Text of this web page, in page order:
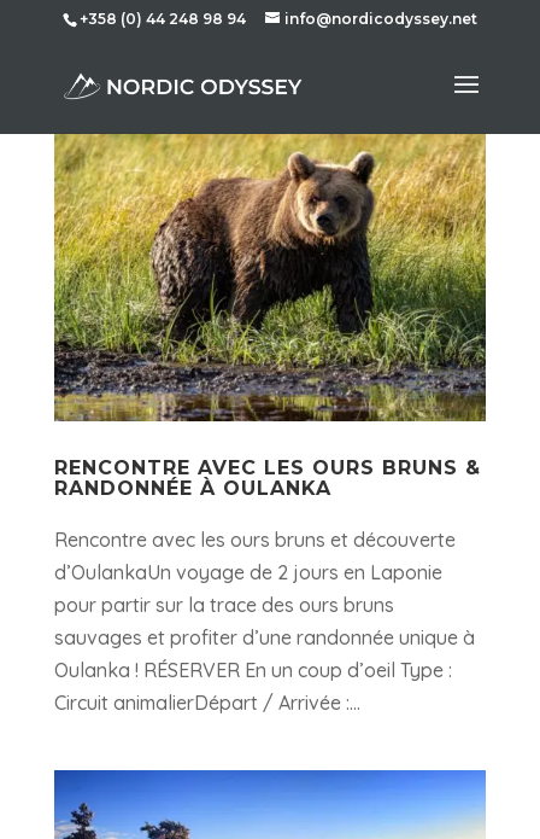
+358 (0) 44 248 98 94 info@nordicodyssey.net
RENCONTRE AVEC LES OURS BRUNS &
RANDONNÉE À OULANKA
Rencontre avec les ours bruns et découverte
d’OulankaUn voyage de 2 jours en Laponie
pour partir sur la trace des ours bruns
sauvages et profiter d’une randonnée unique à
Oulanka ! RÉSERVER En un coup d’oeil Type :
Circuit animalierDépart / Arrivée :...